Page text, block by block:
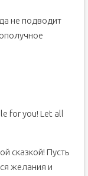
не подводит
for you! Let all
сказкой! Пусть
желания и